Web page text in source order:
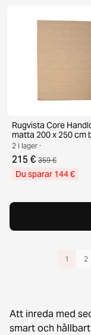
Rugvista Core
matta 200 x 250 cm
2 i lager ·
215 € 359 €
Du sparar 144 €
1 2
Att inreda med
smart och